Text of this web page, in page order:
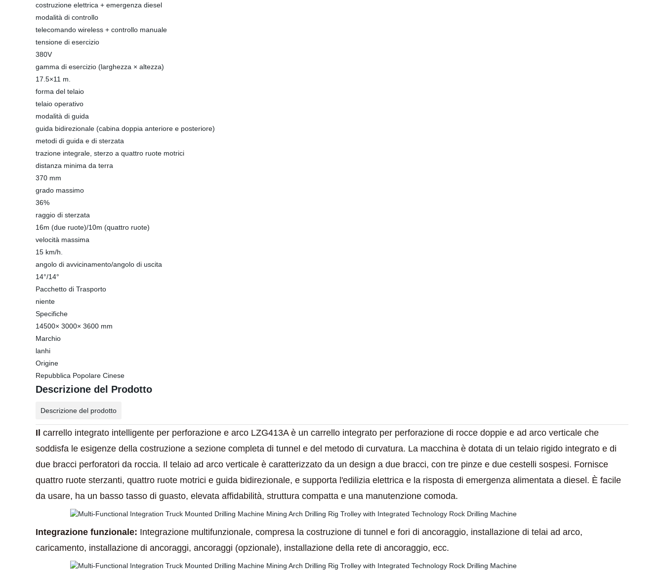
costruzione elettrica + emergenza diesel
modalità di controllo
telecomando wireless + controllo manuale
tensione di esercizio
380V
gamma di esercizio (larghezza × altezza)
17.5×11 m.
forma del telaio
telaio operativo
modalità di guida
guida bidirezionale (cabina doppia anteriore e posteriore)
metodi di guida e di sterzata
trazione integrale, sterzo a quattro ruote motrici
distanza minima da terra
370 mm
grado massimo
36%
raggio di sterzata
16m (due ruote)/10m (quattro ruote)
velocità massima
15 km/h.
angolo di avvicinamento/angolo di uscita
14°/14°
Pacchetto di Trasporto
niente
Specifiche
14500× 3000× 3600 mm
Marchio
lanhi
Origine
Repubblica Popolare Cinese
Descrizione del Prodotto
Descrizione del prodotto
Il carrello integrato intelligente per perforazione e arco LZG413A è un carrello integrato per perforazione di rocce doppie e ad arco verticale che
soddisfa le esigenze della costruzione a sezione completa di tunnel e del metodo di curvatura. La macchina è dotata di un telaio rigido integrato e di
due bracci perforatori da roccia. Il telaio ad arco verticale è caratterizzato da un design a due bracci, con tre pinze e due cestelli sospesi. Fornisce
quattro ruote sterzanti, quattro ruote motrici e guida bidirezionale, e supporta l'edilizia elettrica e la risposta di emergenza alimentata a diesel. È facile
da usare, ha un basso tasso di guasto, elevata affidabilità, struttura compatta e una manutenzione comoda.
Integrazione funzionale: Integrazione multifunzionale, compresa la costruzione di tunnel e fori di ancoraggio, installazione di telai ad arco,
caricamento, installazione di ancoraggi, ancoraggi (opzionale), installazione della rete di ancoraggio, ecc.